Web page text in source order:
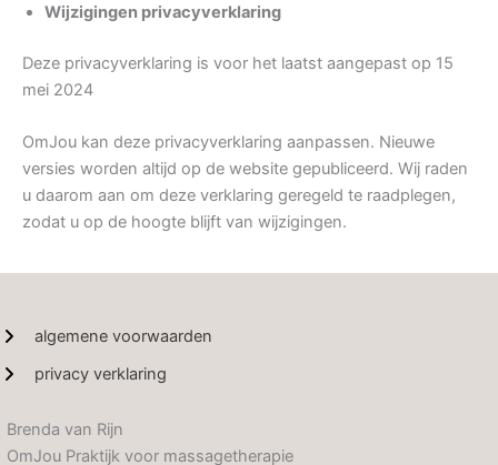
Wijzigingen privacyverklaring
Deze privacyverklaring is voor het laatst aangepast op 15
mei 2024
OmJou kan deze privacyverklaring aanpassen. Nieuwe
versies worden altijd op de website gepubliceerd. Wij raden
u daarom aan om deze verklaring geregeld te raadplegen,
zodat u op de hoogte blijft van wijzigingen.
algemene voorwaarden
privacy verklaring
Brenda van Rijn
OmJou Praktijk voor massagetherapie